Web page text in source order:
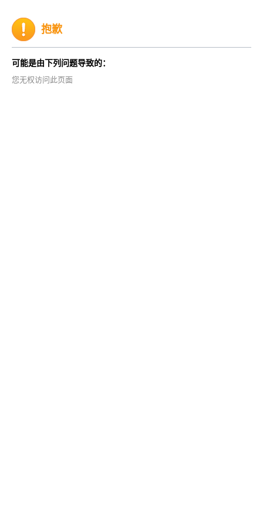
抱歉
可能是由下列问题导致的：
您无权访问此页面